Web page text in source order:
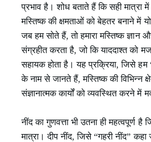
प्रभाव है। शोध बताते हैं कि सही मात्रा में
मस्तिष्क की क्षमताओं को बेहतर बनाने में
जब हम सोते हैं, तो हमारा मस्तिष्क ज्ञान
संग्रहीत करता है, जो कि याददाश्त को
सहायक होता है। यह प्रक्रिया, जिसे हम
के नाम से जानते हैं, मस्तिष्क की विभिन्न
संज्ञानात्मक कार्यों को व्यवस्थित करने में
नींद का गुणवत्ता भी उतना ही महत्वपूर्ण है
मात्रा। दीप नींद, जिसे “गहरी नींद” कहा